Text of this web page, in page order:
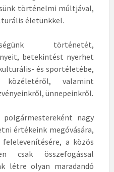
történelmi múltjával,
életünkkel.
történetét,
betekintést nyerhet
és sportéletébe,
közéletéről, valamint
ünnepeinkről.
nagy
értékeink megóvására,
felelevenítésére, a közös
csak összefogással
létre olyan maradandó